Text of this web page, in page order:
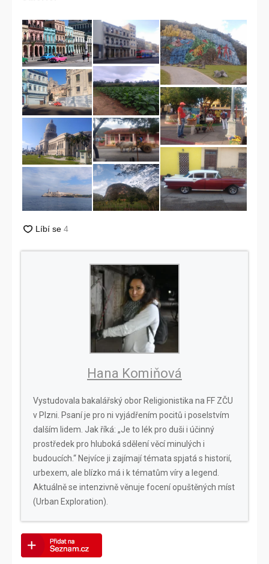
Hana Komiňová
Vystudovala bakalářský obor Religionistika na FF ZČU
v Plzni. Psaní je pro ni vyjádřením pocitů i poselstvím
dalším lidem. Jak říká: „Je to lék pro duši i účinný
prostředek pro hluboká sdělení věcí minulých i
budoucích.“ Nejvíce ji zajímají témata spjatá s historií,
urbexem, ale blízko má i k tématům víry a legend.
Aktuálně se intenzivně věnuje focení opuštěných míst
(Urban Exploration).